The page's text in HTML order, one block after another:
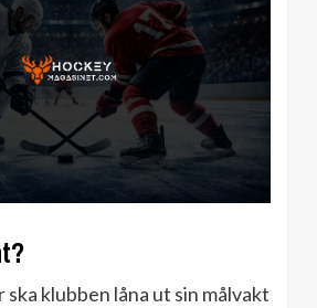
klubben låna ut sin målvakt